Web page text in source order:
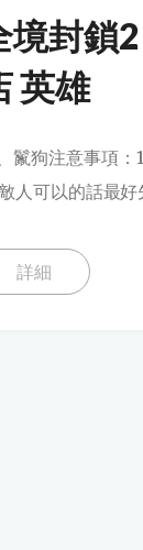
境封鎖
英雄
鬣狗注意事項：
人可以的話最
詳細